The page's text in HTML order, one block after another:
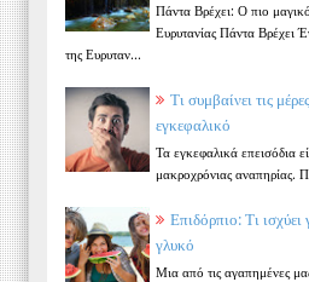
Πάντα Βρέχει: Ο πιο
Ευρυτανίας Πάντα Βρέχει
της Ευρυταν...
Τι συμβαίνει τις
εγκεφαλικό
Τα εγκεφαλικά επεισόδια
μακροχρόνιας αναπηρίας.
Επιδόρπιο: Τι ισχύει
γλυκό
Μια από τις αγαπημένες